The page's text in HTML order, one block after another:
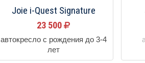
Joie i-Quest Signature
23 500
автокресло с рождения до 3-4
лет